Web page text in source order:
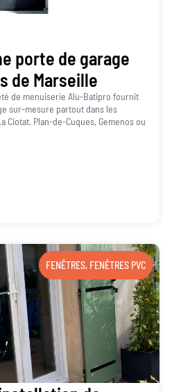
porte de garage
de Marseille
de menuiserie Alu-Batipro fournit
sur-mesure partout dans les
Ciotat, Plan-de-Cuques, Gemenos ou
FENÊTRES, FENÊTRES PVC